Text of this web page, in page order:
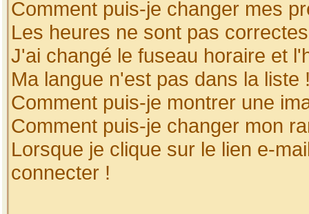
Comment puis-je changer mes
Les heures ne sont pas
J'ai changé le fuseau horaire et
Ma langue n'est pas dans la liste
Comment puis-je montrer une
Comment puis-je changer mon
Lorsque je clique sur le lien e-
connecter !